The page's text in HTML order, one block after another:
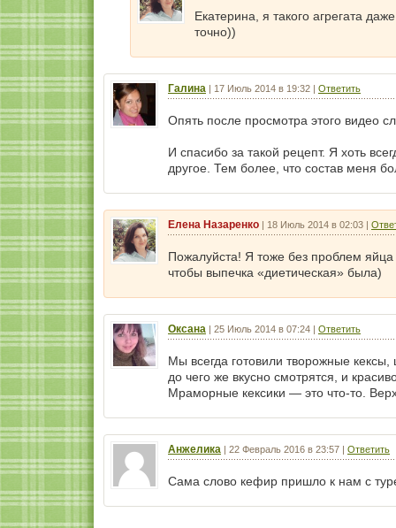
Екатерина, я такого агрегата
точно))
Галина | 17 Июль 2014 в 19:32 | Ответить
Опять после просмотра этого видео
И спасибо за такой рецепт. Я хоть
другое. Тем более, что состав меня
Елена Назаренко | 18 Июль 2014 в 02:03 |
Пожалуйста! Я тоже без проблем яйца
чтобы выпечка «диетическая» была)
Оксана | 25 Июль 2014 в 07:24 | Ответить
Мы всегда готовили творожные
до чего же вкусно смотрятся, и
Мраморные кексики — это что-то.
Анжелика | 22 Февраль 2016 в 23:57 | Ответить
Сама слово кефир пришло к нам с